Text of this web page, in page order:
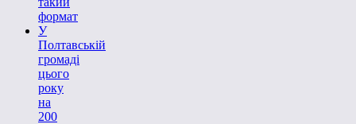
формат
У
Полтавській
громаді
цього
року
на
200